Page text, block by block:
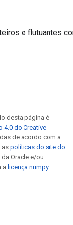
e flutuantes
desta página é
4.0 do Creative
de acordo com a
aspolíticas do site do
da Oracle e/ou
a licença numpy.